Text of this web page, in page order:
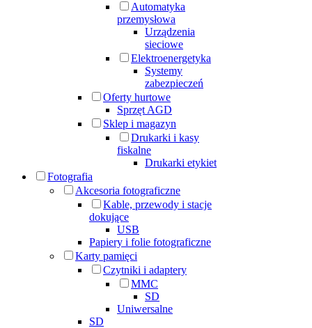
Automatyka
przemysłowa
Urządzenia
sieciowe
Elektroenergetyka
Systemy
zabezpieczeń
Oferty hurtowe
Sprzęt AGD
Sklep i magazyn
Drukarki i kasy
fiskalne
Drukarki etykiet
Fotografia
Akcesoria fotograficzne
Kable, przewody i stacje
dokujące
USB
Papiery i folie fotograficzne
Karty pamięci
Czytniki i adaptery
MMC
SD
Uniwersalne
SD